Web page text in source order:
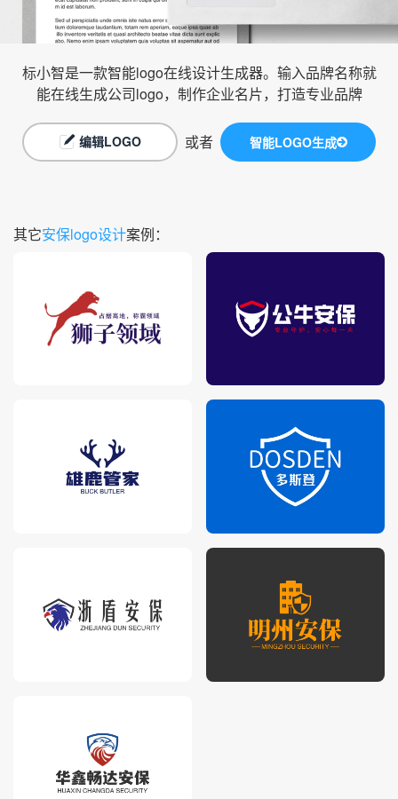
标小智是一款智能logo在线设计生成器。输入品牌名称就
能在线生成公司logo，制作企业名片，打造专业品牌
编辑LOGO 或者 智能LOGO生成
其它安保logo设计案例：